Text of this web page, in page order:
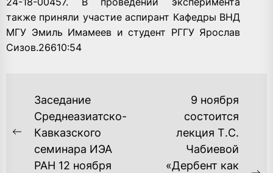
также приняли участие аспирант Кафедры ВНД
МГУ Эмиль Имамеев и студент РГГУ Ярослав
Сизов.26610:54
НАВИГАЦИЯ
ЗАПИСЯМ
Previous
post:
Заседание
Среднеазиатско-
Кавказского
семинара ИЭА
РАН 12 ноября
9 ноября
состоится
лекция Т.С.
Чабиевой
«Дербент как